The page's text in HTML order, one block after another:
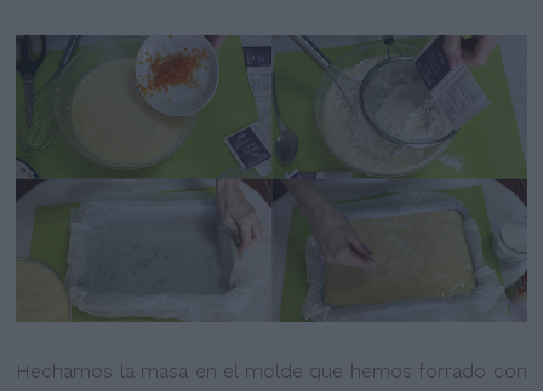
Hechamos la masa en el molde que hemos forrado con